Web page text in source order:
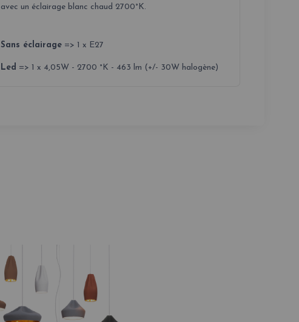
avec un éclairage blanc chaud 2700°K.
Sans éclairage=> 1 x E27
Led => 1 x 4,05W - 2700 °K - 463 lm (+/- 30W halogène)